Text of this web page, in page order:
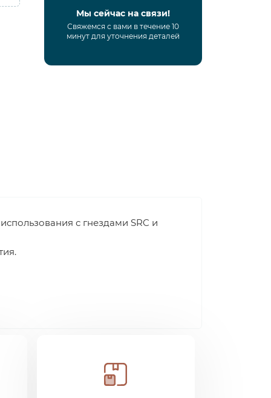
Мы сейчас на связи!
Свяжемся с вами в течение 10
минут для уточнения деталей
с гнездами SRC и